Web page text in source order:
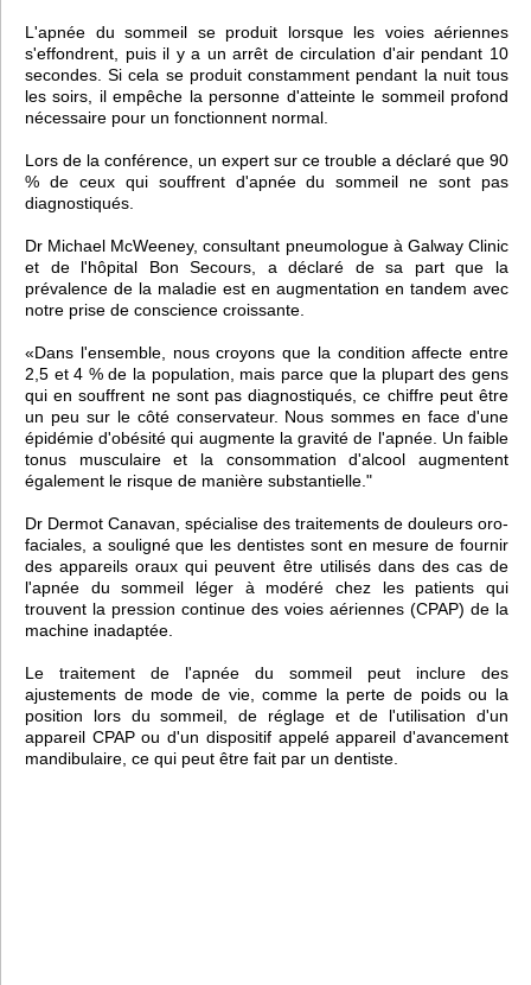
L'apnée du sommeil se produit lorsque les voies aériennes
s'effondrent, puis il y a un arrêt de circulation d'air pendant 10
secondes. Si cela se produit constamment pendant la nuit tous
les soirs, il empêche la personne d'atteinte le sommeil profond
nécessaire pour un fonctionnent normal.
Lors de la conférence, un expert sur ce trouble a déclaré que 90
% de ceux qui souffrent d'apnée du sommeil ne sont pas
diagnostiqués.
Dr Michael McWeeney, consultant pneumologue à Galway Clinic
et de l'hôpital Bon Secours, a déclaré de sa part que la
prévalence de la maladie est en augmentation en tandem avec
notre prise de conscience croissante.
«Dans l'ensemble, nous croyons que la condition affecte entre
2,5 et 4 % de la population, mais parce que la plupart des gens
qui en souffrent ne sont pas diagnostiqués, ce chiffre peut être
un peu sur le côté conservateur. Nous sommes en face d'une
épidémie d'obésité qui augmente la gravité de l'apnée. Un faible
tonus musculaire et la consommation d'alcool augmentent
également le risque de manière substantielle."
Dr Dermot Canavan, spécialise des traitements de douleurs oro-
faciales, a souligné que les dentistes sont en mesure de fournir
des appareils oraux qui peuvent être utilisés dans des cas de
l'apnée du sommeil léger à modéré chez les patients qui
trouvent la pression continue des voies aériennes (CPAP) de la
machine inadaptée.
Le traitement de l'apnée du sommeil peut inclure des
ajustements de mode de vie, comme la perte de poids ou la
position lors du sommeil, de réglage et de l'utilisation d'un
appareil CPAP ou d'un dispositif appelé appareil d'avancement
mandibulaire, ce qui peut être fait par un dentiste.